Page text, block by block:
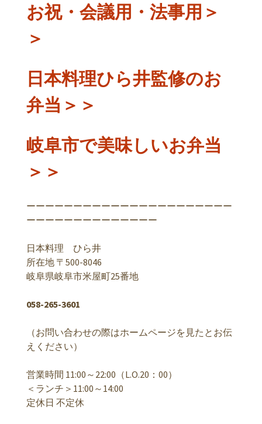
お祝・会議用・法事用＞
＞
日本料理ひら井監修のお
弁当＞＞
岐阜市で美味しいお弁当
＞＞
ーーーーーーーーーーーーーーーーーーーーーー
ーーーーーーーーーーーーーー
日本料理 ひら井
所在地 〒500-8046
岐阜県岐阜市米屋町25番地
058-265-3601
（お問い合わせの際はホームページを見たとお伝
えください）
営業時間 11:00～22:00（L.O.20：00）
＜ランチ＞11:00～14:00
定休日 不定休